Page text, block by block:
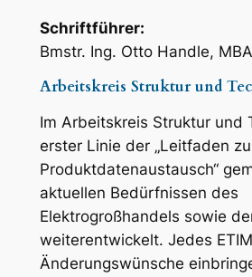
Schriftführer:
Bmstr. Ing. Otto Handle,
Arbeitskreis Struktur und
Im Arbeitskreis Struktur und
erster Linie der „Leitfaden
Produktdatenaustausch“
aktuellen Bedürfnissen des
Elektrogroßhandels sowie
weiterentwickelt. Jedes
Änderungswünsche